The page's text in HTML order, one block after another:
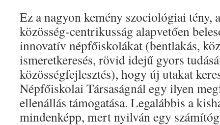
Ez a nagyon kemény szociológiai tény,
közösség-centrikusság alapvetően
innovatív népfőiskolákat (bentlakás,
ismeretkeresés, rövid idejű gyors
közösségfejlesztés), hogy új utakat
Népfőiskolai Társaságnál egy ilyen
ellenállás támogatása. Legalábbis a
mindenképp, mert nyilván egy